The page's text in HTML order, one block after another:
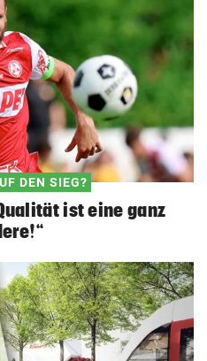
DEN SIEG?
ist eine ganz